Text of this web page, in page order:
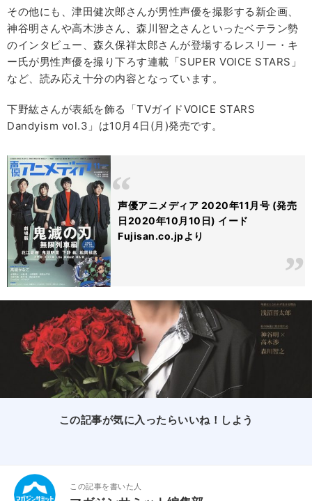
その他にも、津田健次郎さんが男性声優を撮影する新企画、
神谷明さんや高木渉さん、森川智之さんといったベテラン勢
のインタビュー、森久保祥太郎さんが登場するレスリー・キ
ー氏が男性声優を撮り下ろす連載「SUPER VOICE STARS」
など、読み応え十分の内容となっています。
下野紘さんが表紙を飾る「TVガイドVOICE STARS
Dandyism vol.3」は10月4日(月)発売です。
声優アニメディア 2020年11月号 (発売
日2020年10月10日) イード
Fujisan.co.jpより
この記事が気に入ったらいいね！しよう
この記事を書いた人